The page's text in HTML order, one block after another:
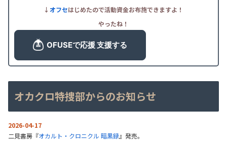
↓オフセはじめたので活動資金お布施できますよ！
やったね！
オカクロ特捜部からのお知らせ
2026-04-17
二見書房『オカルト・クロニクル 暗黒録』発売。